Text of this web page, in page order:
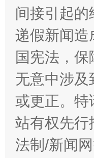
揭开“小金库”
间接引起
递假新闻造
国宪法，
无意中涉及
或更正。特
站有权先行
法制/新闻